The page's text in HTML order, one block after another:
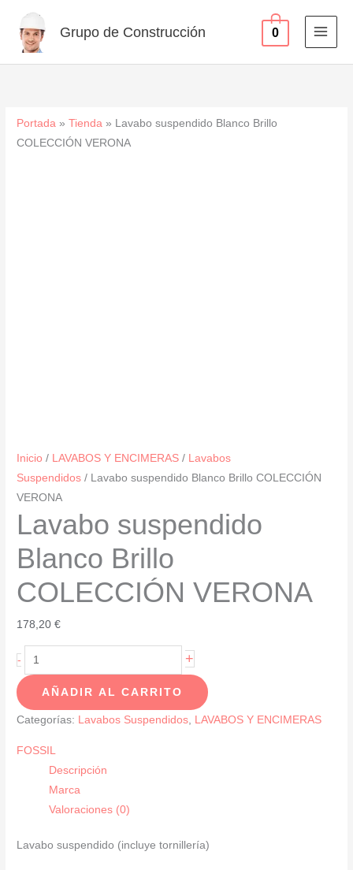
contenido
Grupo de Construcción 0
Portada »Tienda » Lavabo suspendido Blanco Brillo
COLECCIÓN VERONA
Inicio / LAVABOS Y ENCIMERAS / Lavabos
Suspendidos / Lavabo suspendido Blanco Brillo COLECCIÓN
VERONA
Lavabo suspendido
Blanco Brillo
COLECCIÓN VERONA
178,20€
-
Lavabo
suspendido
Blanco
Brillo
VERONA
cantidad
+
AÑADIR AL CARRITO
Categorías: Lavabos Suspendidos, LAVABOS Y ENCIMERAS
FOSSIL
Descripción
Marca
Valoraciones (0)
Lavabo suspendido (incluye tornillería)
cantidad